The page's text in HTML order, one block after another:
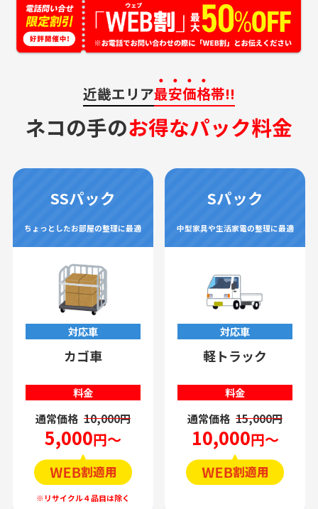
近畿エリア最安価格帯!!
ネコの手のお得なパック料金
SSパック
ちょっとしたお部屋の整理に最適
対応車
カゴ車
料金
通常価格 10,000円
5,000円～
Sパック
中型家具や生活家電の整理に最適
対応車
軽トラック
料金
通常価格 15,000円
10,000円～